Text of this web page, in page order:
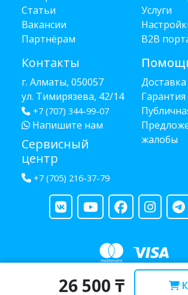
26 500 ₸
Статьи
Вакансии
Партнёрам
Контакты
г. Алматы, 050057
ул. Тимирязева, 42/14
+7 (707) 344-99-07
Напишите нам
Сервисный
центр
+7 (705) 216-37-79
Услуги
B2B
жалобы
Copyright © 2013 - 2026 RUBA -